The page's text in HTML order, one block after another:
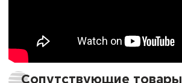
Сопутствующие товары